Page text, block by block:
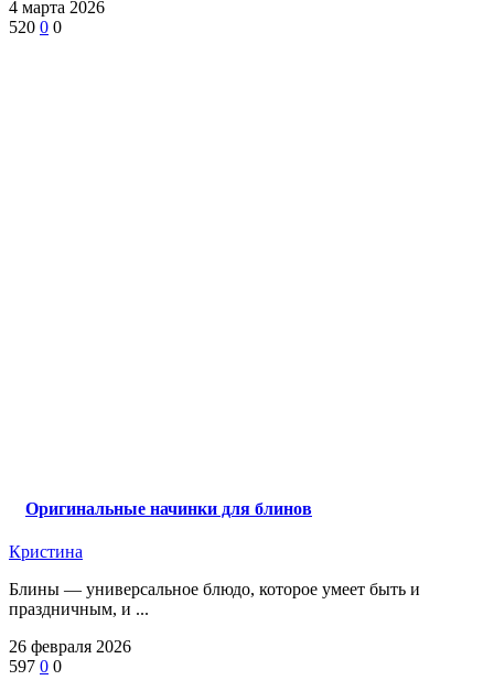
4 марта 2026
520 0 0
Оригинальные начинки для блинов
Кристина
Блины — универсальное блюдо, которое умеет быть и
праздничным, и ...
26 февраля 2026
597 0 0